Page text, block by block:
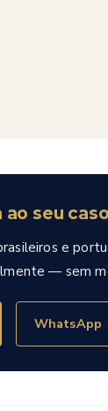
seu
e
— sem
WhatsApp